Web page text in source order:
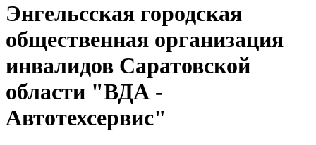
Энгельсская городская
общественная организация
инвалидов Саратовской
области "ВДА -
Автотехсервис"